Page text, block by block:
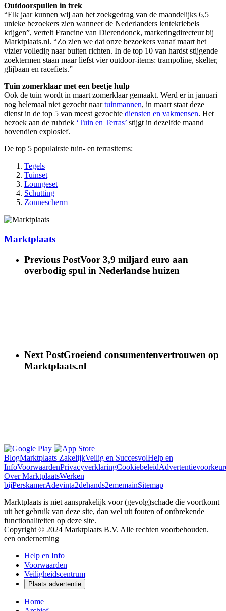
Outdoorspullen in trek
“Elk jaar kunnen wij aan het zoekgedrag van de maandelijks 6,5
unieke bezoekers zien wanneer de Nederlanders lentekriebels
krijgen”, vertelt Francine van Dierendonck, marketingdirecteur bij
Marktplaats.nl. “Zo zien we dat onze bezoekers vanaf maart het
vizier volledig naar buiten richten. In de top 10 van hardst stijgende
zoektermen staan maar liefst vier outdoor-items: trampoline, skelter,
glijbaan en racefiets.”
Tuin zomerklaar met een beetje hulp
Ook de tuin wordt in maart zomerklaar gemaakt. Werd er in januari
nog helemaal niet gezocht naartuinmannen, in maart staat deze
dienst in de top 5 van meest gezochte diensten en vakmensen. Het
bezoek aan de rubriek ‘Tuin en Terras’ stijgt in dezelfde maand
bovendien explosief.
De top 5 populairste tuin- en terrasitems:
Tegels
Tuinset
Loungeset
Schutting
Zonnescherm
Marktplaats
Previous PostVoor 3,9 miljard euro aan
overbodig spul in Nederlandse huizen
Next PostGroeiend consumentenvertrouwen op
Marktplaats.nl
BlogMarktplaats ZakelijkVeilig en SuccesvolHelp en
InfoVoorwaardenPrivacyverklaringCookiebeleid
Over MarktplaatsWerken
bijPerskamerAdevinta2dehands2ememainSitemap
Marktplaats is niet aansprakelijk voor (gevolg)schade die voortkomt
uit het gebruik van deze site, dan wel uit fouten of ontbrekende
functionaliteiten op deze site.
Copyright © 2024 Marktplaats B.V. Alle rechten voorbehouden.
een onderneming
Help en Info
Voorwaarden
Veiligheidscentrum
Plaats advertentie
Home